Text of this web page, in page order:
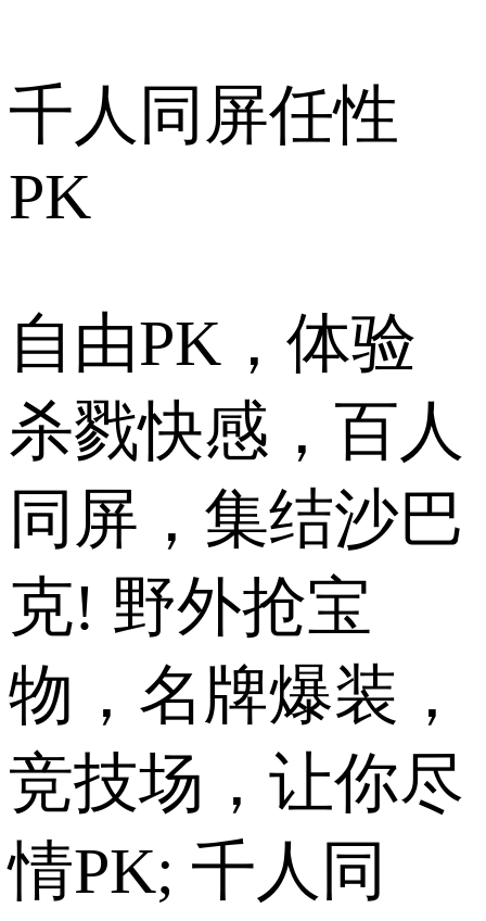
千人同屏任性
PK
自由PK，体验
杀戮快感，百人
同屏，集结沙巴
克! 野外抢宝
物，名牌爆装，
竞技场，让你尽
情PK; 千人同